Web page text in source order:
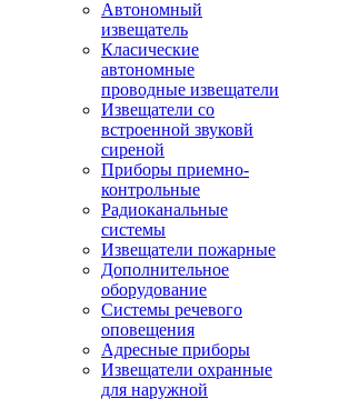
Автономный
извещатель
Класические
автономные
проводные извещатели
Извещатели со
встроенной звуковй
сиреной
Приборы приемно-
контрольные
Радиоканальные
системы
Извещатели пожарные
Дополнительное
оборудование
Системы речевого
оповещения
Адресные приборы
Извещатели охранные
для наружной